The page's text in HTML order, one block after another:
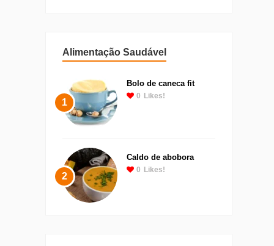
Alimentação Saudável
1
Bolo de caneca fit
0 Likes!
2
Caldo de abobora
0 Likes!